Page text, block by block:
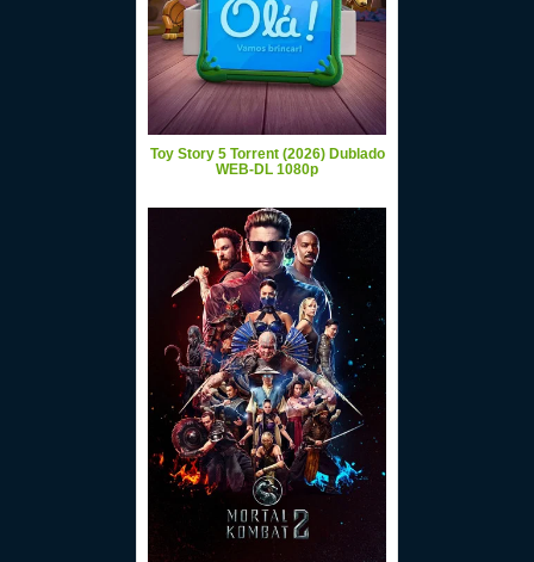
Toy Story 5 Torrent (2026) Dublado
WEB-DL 1080p